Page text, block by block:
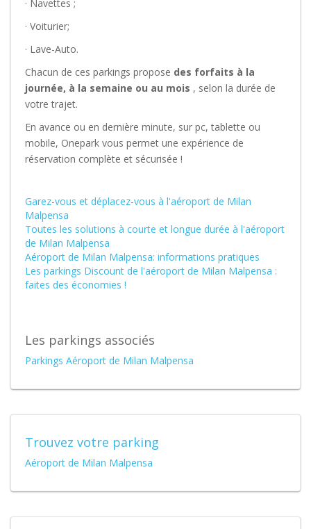
· Navettes ;
· Voiturier;
· Lave-Auto.
Chacun de ces parkings propose des forfaits à la
journée, à la semaine ou au mois , selon la durée de
votre trajet.
En avance ou en dernière minute, sur pc, tablette ou
mobile, Onepark vous permet une expérience de
réservation complète et sécurisée !
Garez-vous et déplacez-vous à l'aéroport de Milan
Malpensa
Toutes les solutions à courte et longue durée à l'aéroport
de Milan Malpensa
Aéroport de Milan Malpensa: informations pratiques
Les parkings Discount de l'aéroport de Milan Malpensa :
faites des économies !
Les parkings associés
Parkings Aéroport de Milan Malpensa
Trouvez votre parking
Aéroport de Milan Malpensa